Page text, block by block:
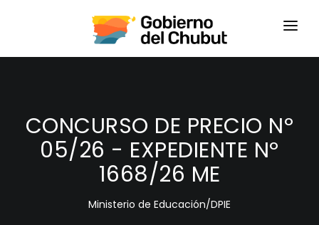
HOME
CONCURSO DE PRECIO Nº
05/26 - EXPEDIENTE Nº
1668/26 ME
Ministerio de Educación/DPIE